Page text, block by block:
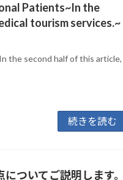
Patients~In the
tourism services.~
the second half of this article,
続きを読む
ついてご説明します。